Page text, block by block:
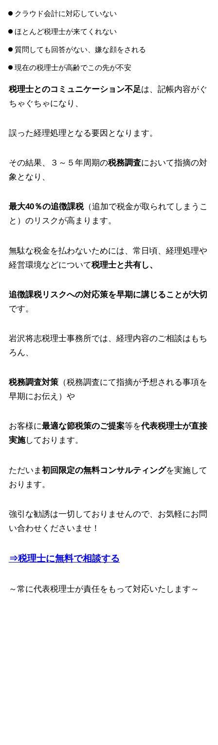
クラウド会計に対応していない
ほとんど税理士が来てくれない
質問しても回答がない、嫌な顔をされる
現在の税理士が高齢でこの先が不安
税理士とのコミュニケーション不足は、記帳内容がぐ
ちゃぐちゃになり、
誤った経理処理となる要因となります。
その結果、３～５年周期の税務調査において指摘の対
象となり、
最大40％の追徴課税（追加で税金が取られてしまうこ
と）のリスクが高まります。
無駄な税金を払わないためには、常日頃、経理処理や
経営環境などについて税理士と共有し、
追徴課税リスクへの対応策を早期に講じることが大切
です。
岩沢将志税理士事務所では、経理内容のご相談はもち
ろん、
税務調査対策 （税務調査にて指摘が予想される事項を
早期にお伝え）や
お客様に最適な節税策のご提案等を代表税理士が直接
実施しております。
ただいま 初回限定の無料コンサルティングを実施して
おります。
強引な勧誘は一切しておりませんので、お気軽にお問
い合わせくださいませ！
⇒税理士に無料で相談する
～常に代表税理士が責任をもって対応いたします～